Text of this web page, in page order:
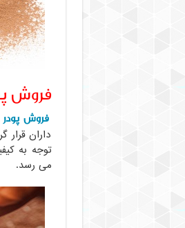
فروش
فروش پودر
داران
می رسد.